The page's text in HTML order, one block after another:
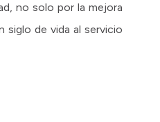
no solo por la mejora
siglo de vida al servicio